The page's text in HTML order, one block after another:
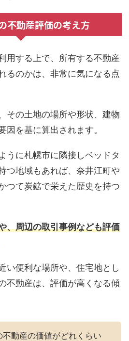
不動産評価の考え方
用する上で、所有する不動産
るのかは、非常に気になる点
その土地の場所や形状、建物
因を基に算出されます。
うに札幌市に隣接しベッドタ
つ地域もあれば、奈井江町や
つて炭鉱で栄えた歴史を持つ
、周辺の取引事例なども評価
い便利な場所や、住宅地とし
不動産は、評価が高くなる傾
不動産の価値がどれくらい